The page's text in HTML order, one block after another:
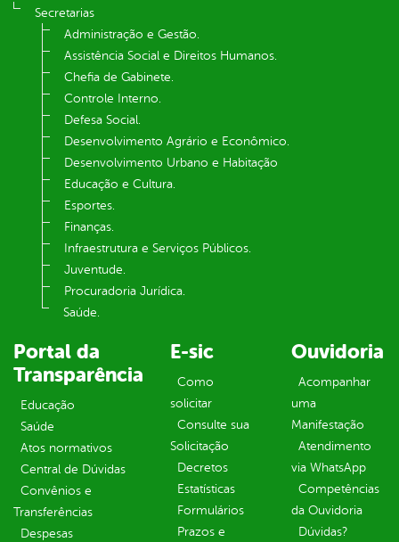
Secretarias
Administração e Gestão.
Assistência Social e Direitos Humanos.
Chefia de Gabinete.
Controle Interno.
Defesa Social.
Desenvolvimento Agrário e Econômico.
Desenvolvimento Urbano e Habitação
Educação e Cultura.
Esportes.
Finanças.
Infraestrutura e Serviços Públicos.
Juventude.
Procuradoria Jurídica.
Saúde.
Portal da
Transparência
Educação
Saúde
Atos normativos
Central de Dúvidas
Convênios e
Transferências
Despesas
E-sic
Como
solicitar
Consulte sua
Solicitação
Decretos
Estatísticas
Formulários
Prazos e
Ouvidoria
Acompanhar
uma
Manifestação
Atendimento
via WhatsApp
Competências
da Ouvidoria
Dúvidas?